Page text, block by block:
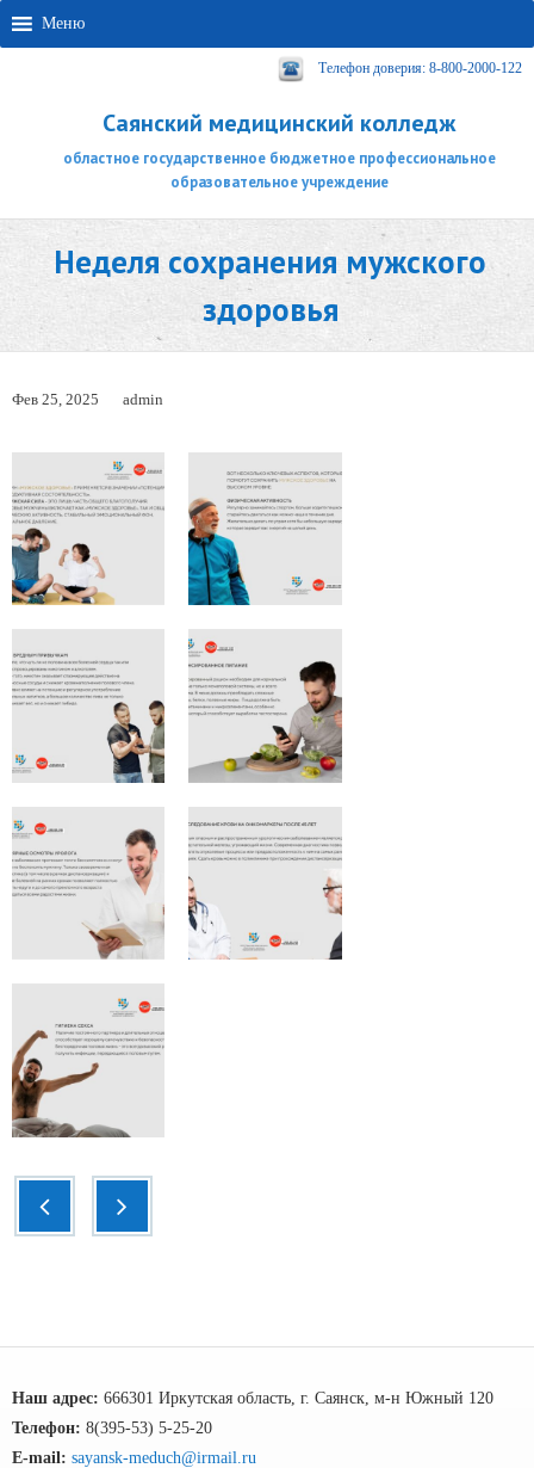
Меню
Телефон доверия: 8-800-2000-122
Саянский медицинский колледж
областное государственное бюджетное профессиональное
образовательное учреждение
Неделя сохранения мужского
здоровья
Фев 25, 2025 admin
Наш адрес: 666301 Иркутская область, г. Саянск, м-н Южный 120
Телефон: 8(395-53) 5-25-20
E-mail: sayansk-meduch@irmail.ru